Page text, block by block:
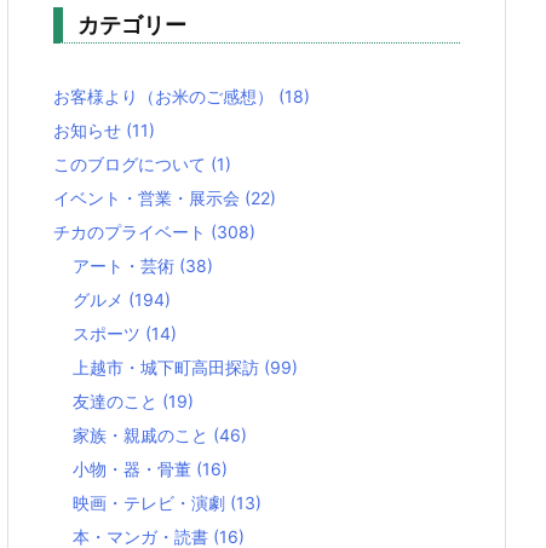
カテゴリー
お客様より（お米のご感想） (18)
お知らせ (11)
このブログについて (1)
イベント・営業・展示会 (22)
チカのプライベート (308)
アート・芸術 (38)
グルメ (194)
スポーツ (14)
上越市・城下町高田探訪 (99)
友達のこと (19)
家族・親戚のこと (46)
小物・器・骨董 (16)
映画・テレビ・演劇 (13)
本・マンガ・読書 (16)